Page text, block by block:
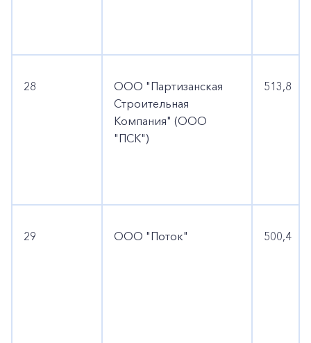
28
ООО "Партизанская
Строительная
Компания" (ООО
"ПСК")
513,8
29 ООО "Поток" 500,4